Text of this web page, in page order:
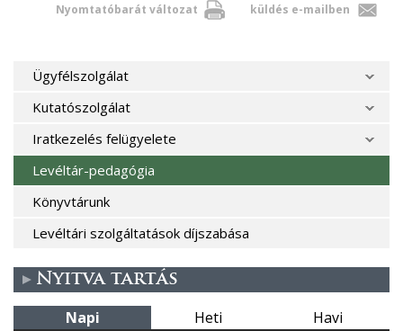
-
Nyomtatóbarát változat küldés e-mailben
Ügyfélszolgálat
Kutatószolgálat
Iratkezelés felügyelete
Levéltár-pedagógia
Könyvtárunk
Levéltári szolgáltatások díjszabása
Nyitva tartás
Napi Heti Havi